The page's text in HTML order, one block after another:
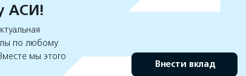
АСИ!
по любому
мы этого
Внести вклад